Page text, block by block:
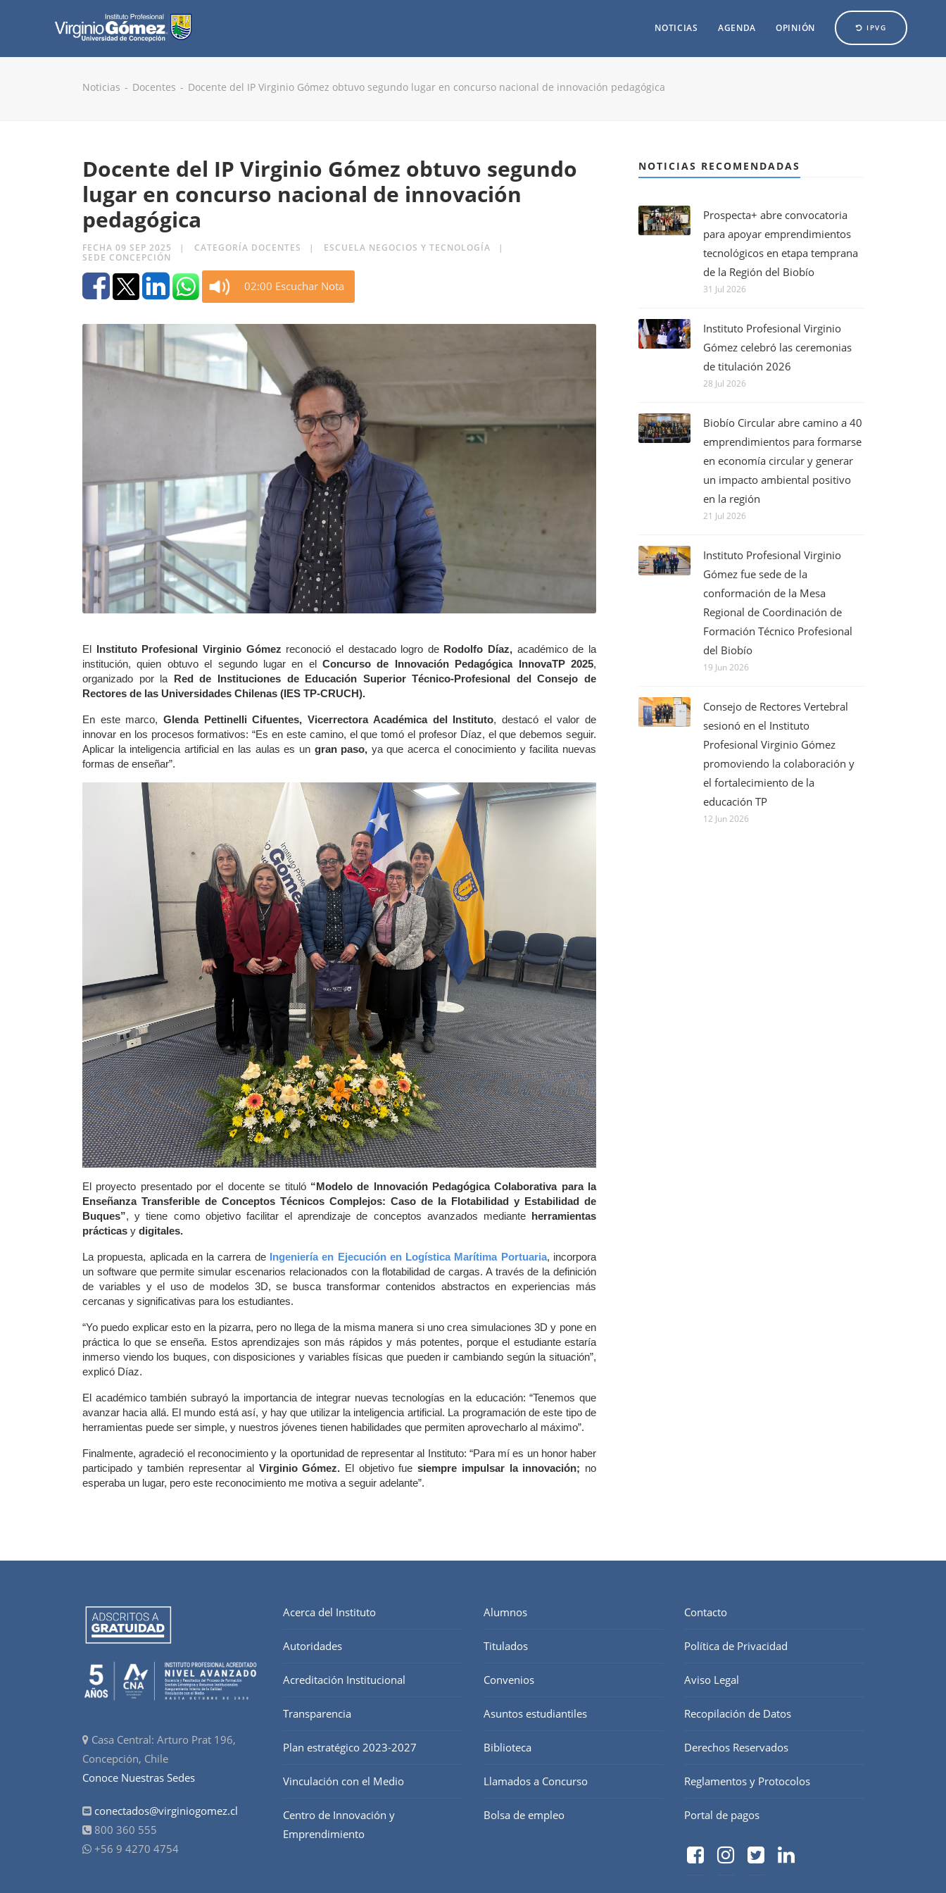
NOTICIAS AGENDA OPINIÓN IPVG
Noticias Docentes Docente del IP Virginio Gómez obtuvo segundo lugar en concurso nacional de innovación pedagógica
Docente del IP Virginio Gómez obtuvo segundo
lugar en concurso nacional de innovación
pedagógica
FECHA 09 SEP 2025 CATEGORÍA DOCENTES
ESCUELA NEGOCIOS Y TECNOLOGÍA
SEDE CONCEPCIÓN
02:00 Escuchar Nota
El Instituto Profesional Virginio Gómez reconoció el destacado logro de Rodolfo Díaz, académico de la
institución, quien obtuvo el segundo lugar en el
Concurso de Innovación Pedagógica InnovaTP 2025,
organizado por la
Red de Instituciones de Educación Superior Técnico-Profesional del Consejo de
Rectores de las Universidades Chilenas (IES TP-CRUCH).
En este marco, Glenda Pettinelli Cifuentes, Vicerrectora Académica del Instituto, destacó el valor de
innovar en los procesos formativos: “Es en este camino, el que tomó el profesor Díaz, el que debemos seguir.
Aplicar la inteligencia artificial en las aulas es un gran paso, ya que acerca el conocimiento y facilita nuevas
formas de enseñar”.
El proyecto presentado por el docente se tituló “Modelo de Innovación Pedagógica Colaborativa para la
Enseñanza Transferible de Conceptos Técnicos Complejos: Caso de la Flotabilidad y Estabilidad de
Buques”, y tiene como objetivo facilitar el aprendizaje de conceptos avanzados mediante
herramientas
prácticas y digitales.
La propuesta, aplicada en la carrera de Ingeniería en Ejecución en Logística Marítima Portuaria, incorpora
un software que permite simular escenarios relacionados con la flotabilidad de cargas. A través de la definición
de variables y el uso de modelos 3D, se busca transformar contenidos abstractos en experiencias más
cercanas y significativas para los estudiantes.
“Yo puedo explicar esto en la pizarra, pero no llega de la misma manera si uno crea simulaciones 3D y pone en
práctica lo que se enseña. Estos aprendizajes son más rápidos y más potentes, porque el estudiante estaría
inmerso viendo los buques, con disposiciones y variables físicas que pueden ir cambiando según la situación”,
explicó Díaz.
El académico también subrayó la importancia de integrar nuevas tecnologías en la educación: “Tenemos que
avanzar hacia allá. El mundo está así, y hay que utilizar la inteligencia artificial. La programación de este tipo de
herramientas puede ser simple, y nuestros jóvenes tienen habilidades que permiten aprovecharlo al máximo”.
Finalmente, agradeció el reconocimiento y la oportunidad de representar al Instituto: “Para mí es un honor haber
participado y también representar al Virginio Gómez. El objetivo fue siempre impulsar la innovación; no
esperaba un lugar, pero este reconocimiento me motiva a seguir adelante”.
NOTICIAS RECOMENDADAS
Prospecta+ abre convocatoria
para apoyar emprendimientos
tecnológicos en etapa temprana
de la Región del Biobío
31 Jul 2026
Instituto Profesional Virginio
Gómez celebró las ceremonias
de titulación 2026
28 Jul 2026
Biobío Circular abre camino a 40
emprendimientos para formarse
en economía circular y generar
un impacto ambiental positivo
en la región
21 Jul 2026
Instituto Profesional Virginio
Gómez fue sede de la
conformación de la Mesa
Regional de Coordinación de
Formación Técnico Profesional
del Biobío
19 Jun 2026
Consejo de Rectores Vertebral
sesionó en el Instituto
Profesional Virginio Gómez
promoviendo la colaboración y
el fortalecimiento de la
educación TP
12 Jun 2026
Casa Central: Arturo Prat 196,
Concepción, Chile
Conoce Nuestras Sedes
conectados@virginiogomez.cl
800 360 555
+56 9 4270 4754
Acerca del Instituto
Autoridades
Acreditación Institucional
Transparencia
Plan estratégico 2023-2027
Vinculación con el Medio
Centro de Innovación y
Emprendimiento
Alumnos
Titulados
Convenios
Asuntos estudiantiles
Biblioteca
Llamados a Concurso
Bolsa de empleo
Contacto
Política de Privacidad
Aviso Legal
Recopilación de Datos
Derechos Reservados
Reglamentos y Protocolos
Portal de pagos